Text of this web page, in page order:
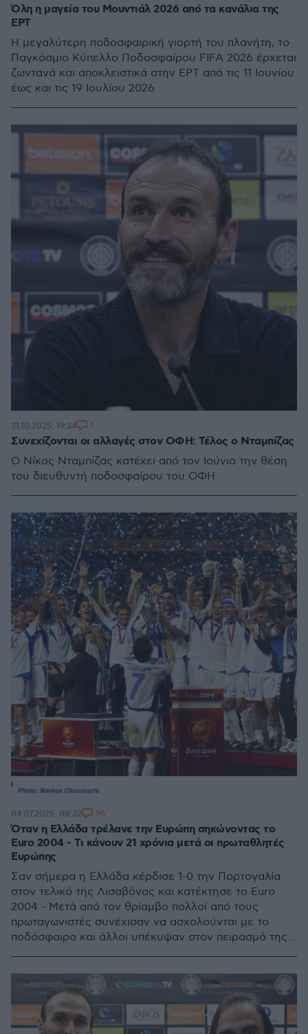
Όλη η μαγεία του Μουντιάλ 2026 από τα κανάλια της
ΕΡΤ
Η μεγαλύτερη ποδοσφαιρική γιορτή του πλανήτη, το
Παγκόσμιο Κύπελλο Ποδοσφαίρου FIFA 2026 έρχεται
ζωντανά και αποκλειστικά στην ΕΡΤ από τις 11 Ιουνίου
έως και τις 19 Ιουλίου 2026
Συνεχίζονται οι αλλαγές στον ΟΦΗ: Τέλος ο Νταμπίζας
Ο Νίκος Νταμπίζας κατέχει από τον Ιούνιο την θέση
του διευθυντή ποδοσφαίρου του ΟΦΗ
31.10.2025, 19:34 1
Όταν η Ελλάδα τρέλανε την Ευρώπη σηκώνοντας το
Euro 2004 - Τι κάνουν 21 χρόνια μετά οι πρωταθλητές
Ευρώπης
Σαν σήμερα η Ελλάδα κέρδισε 1-0 την Πορτογαλία
στον τελικό της Λισαβόνας και κατέκτησε το Euro
2004 - Μετά από τον θρίαμβο πολλοί από τους
πρωταγωνιστές συνέχισαν να ασχολούνται με το
ποδόσφαιρο και άλλοι υπέκυψαν στον πειρασμό της
04.07.2025, 08:32 96